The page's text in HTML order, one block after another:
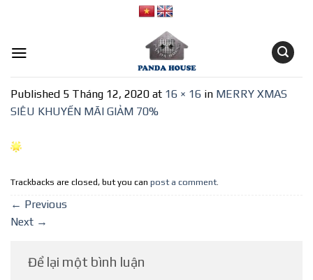
Published 5 Tháng 12, 2020 at 16 × 16 in MERRY XMAS
SIÊU KHUYẾN MÃI GIẢM 70%
Trackbacks are closed, but you can post a comment.
← Previous
Next →
Để lại một bình luận